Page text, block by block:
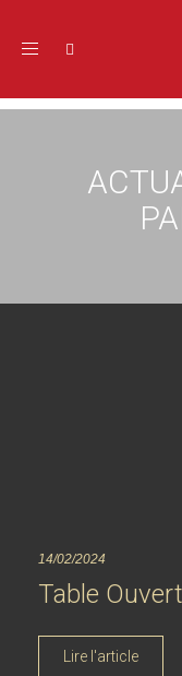
Toggle navigation
14/02/2024
Table
Lire l'article